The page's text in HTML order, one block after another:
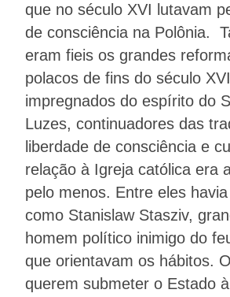
que no século XVI lutavam
de consciência na Polônia.
eram fieis os grandes
polacos de fins do século
impregnados do espírito do
Luzes, continuadores das
liberdade de consciência e
relação à Igreja católica era
pelo menos. Entre eles
como Stanislaw Stasziv,
homem político inimigo do
que orientavam os hábitos.
querem submeter o Estado